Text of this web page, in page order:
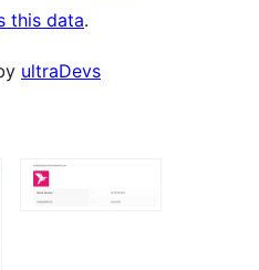
this data.
ultraDevs